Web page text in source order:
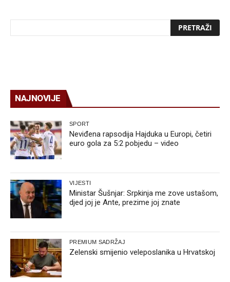
NAJNOVIJE
SPORT
Neviđena rapsodija Hajduka u Europi, četiri
euro gola za 5:2 pobjedu – video
VIJESTI
Ministar Šušnjar: Srpkinja me zove ustašom,
djed joj je Ante, prezime joj znate
PREMIUM SADRŽAJ
Zelenski smijenio veleposlanika u Hrvatskoj